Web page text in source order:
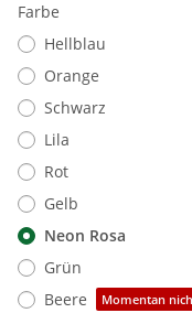
Farbe
Hellblau
Orange
Schwarz
Lila
Rot
Gelb
Neon Rosa
Grün
Beere
Momentan